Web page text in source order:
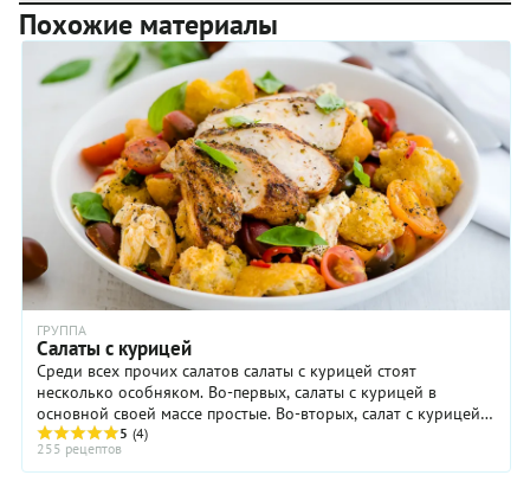
Похожие материалы
ГРУППА
Салаты с курицей
Среди всех прочих салатов салаты с курицей стоят
несколько особняком. Во-первых, салаты с курицей в
основной своей массе простые. Во-вторых, салат с курицей
может выполнять роль и основного блюда, и ...
5 (4)
255 рецептов